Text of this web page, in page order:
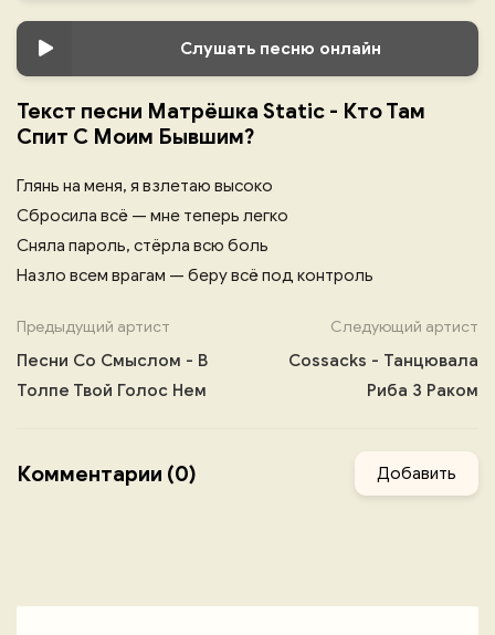
Слушать песню онлайн
Текст песни Матрёшка Static - Кто Там
Спит С Моим Бывшим?
Глянь на меня, я взлетаю высоко
Сбросила всё — мне теперь легко
Сняла пароль, стёрла всю боль
Назло всем врагам — беру всё под контроль
Предыдущий артист
Песни Со Смыслом - В
Толпе Твой Голос Нем
Следующий артист
Cossacks - Танцювала
Риба З Раком
Комментарии (0) Добавить